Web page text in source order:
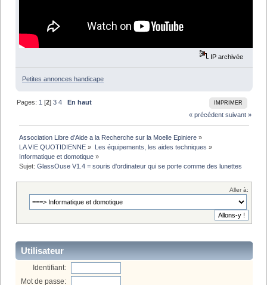
IP archivée
Petites annonces handicape
IMPRIMER
Pages: 1 [2]3 4
En haut
« précédent suivant »
Association Libre d'Aide a la Recherche sur la Moelle Epiniere »
LA VIE QUOTIDIENNE » Les équipements, les aides techniques »
Informatique et domotique »
Sujet:GlassOuse V1.4 = souris d'ordinateur qui se porte comme des lunettes
Aller à:
Utilisateur
Identifiant:
Mot de passe: